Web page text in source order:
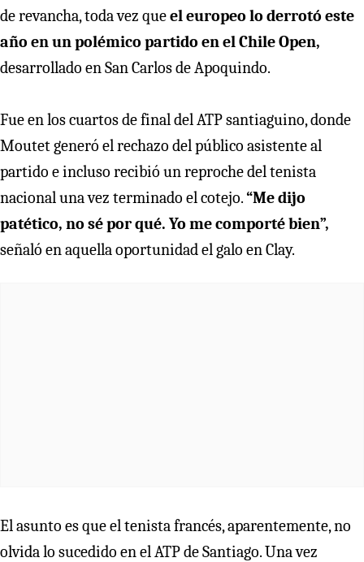
de revancha, toda vez queel europeo lo derrotó este
año en un polémico partido en el Chile Open,
desarrollado en San Carlos de Apoquindo.
Fue en los cuartos de final del ATP santiaguino, donde
Moutet generó el rechazo del público asistente al
partido e incluso recibió un reproche del tenista
nacional una vez terminado el cotejo.“Me dijo
patético, no sé por qué. Yo me comporté bien”,
señaló en aquella oportunidad el galo en Clay.
El asunto es que el tenista francés, aparentemente, no
olvida lo sucedido en el ATP de Santiago. Una vez